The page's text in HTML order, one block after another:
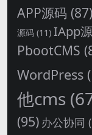
APP源码 (87)
源码 (11) IApp
PbootCMS
WordPress
他cms
(95) 办公协同